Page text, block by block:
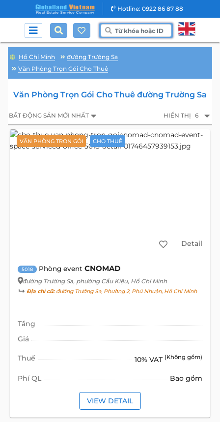
Hotline: 0922 86 87 88
Hồ Chí Minh
đường Trường Sa
Văn Phòng Trọn Gói Cho Thuê
Văn Phòng Trọn Gói Cho Thuê đường Trường Sa
BẤT ĐỘNG SẢN MỚI NHẤT HIỂN THỊ 6
VĂN PHÒNG TRỌN GÓI CHO THUÊ
Detail
5018 Phòng event CNOMAD
đường Trường Sa, phường Cầu Kiệu, Hồ Chí Minh
Địa chỉ cũ:đường Trường Sa, Phường 2, Phú Nhuận, Hồ Chí Minh
Tầng
Giá
Thuế 10% VAT (Không gồm)
Phí QL Bao gồm
VIEW DETAIL